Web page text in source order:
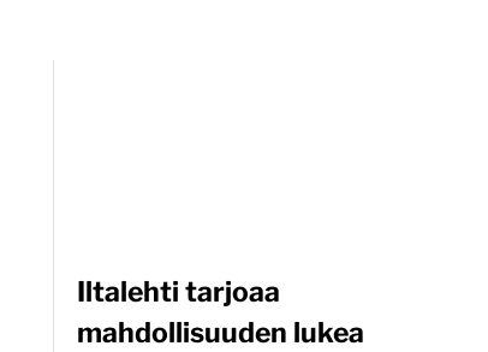
Iltalehti tarjoaa
mahdollisuuden lukea